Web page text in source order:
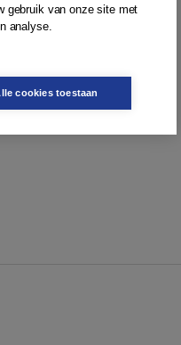
gebruik van onze site met
analyse.
cookies toestaan